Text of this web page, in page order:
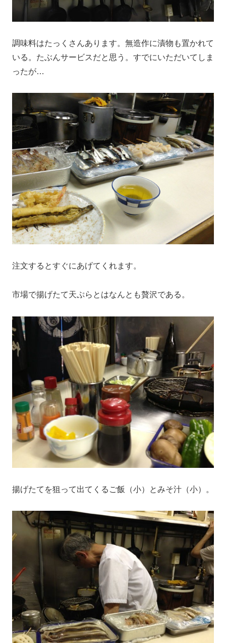
調味料はたっくさんあります。無造作に漬物も置かれて
いる。たぶんサービスだと思う。すでにいただいてしま
ったが…
注文するとすぐにあげてくれます。
市場で揚げたて天ぷらとはなんとも贅沢である。
揚げたてを狙って出てくるご飯（小）とみそ汁（小）。